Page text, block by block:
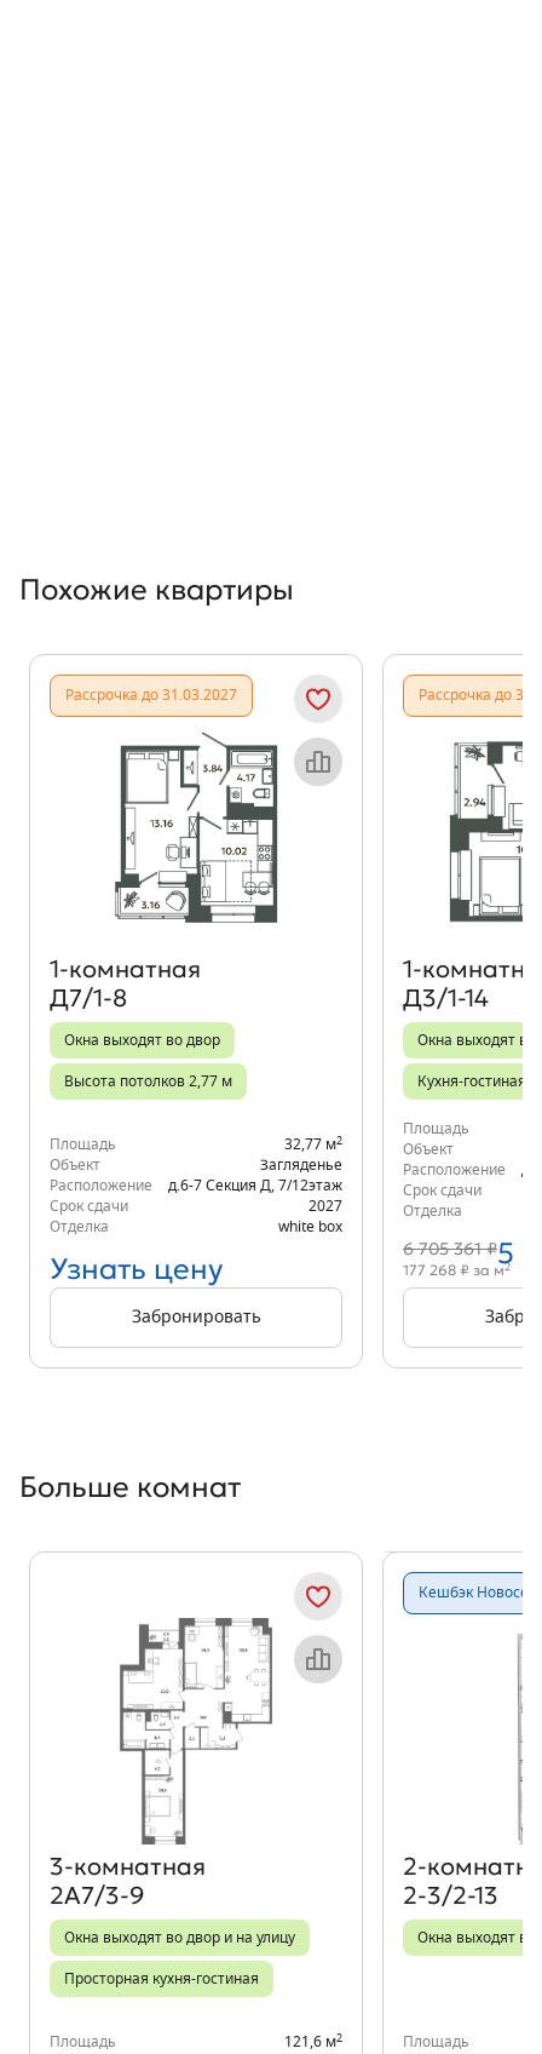
Похожие квартиры
Рассрочка до 31.03.2027
Объект месяца
1‑комнатная
Д7/1-8
Окна выходят во двор
Высота потолков 2,77 м
Площадь 32,77 м2
Объект
Загляденье
Расположение
д.6-7 Секция Д 7/12этаж
Срок сдачи
2027
Отделка
white box
Узнать цену
Забронировать
Рассрочка до
Д3/1-14
Окна выходят во
Кухня-гостиная
Площадь
Объект
Расположение
Срок сдачи
Отделка
6 705 361 ₽5
177 268 ₽ за м2
Больше комнат
Объект месяца
3‑комнатная
2А7/3-9
Окна выходят во двор и на улицу
Просторная кухня-гостиная
Площадь 121,6 м2
Кешбэк
2-3/2-13
Окна выходят во
Площадь